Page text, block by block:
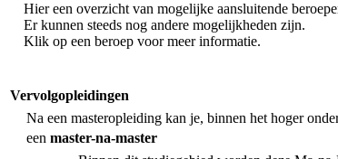
Hier een overzicht van mogelijke aansluitende
Er kunnen steeds nog andere mogelijkheden zijn.
Klik op een beroep voor meer informatie.
Vervolgopleidingen
Na een masteropleiding kan je, binnen het hoger
een master-na-master